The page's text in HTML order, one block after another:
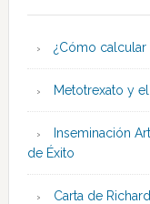
¿Cómo
Metotrexato y
Inseminación
de Éxito
Carta de